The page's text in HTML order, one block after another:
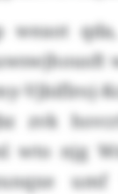
weaot
Vjbiflroj-
zvk
wto njg